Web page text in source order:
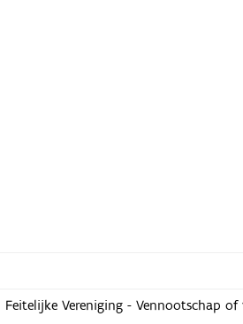
Feitelijke Vereniging - Vennootschap